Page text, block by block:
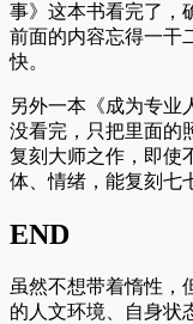
事》这本书看完了，
前面的内容忘得一干
快。
另外一本《成为专业
没看完，只把里面的
复刻大师之作，即使
体、情绪，能复刻七
END
虽然不想带着惰性，
的人文环境、自身状